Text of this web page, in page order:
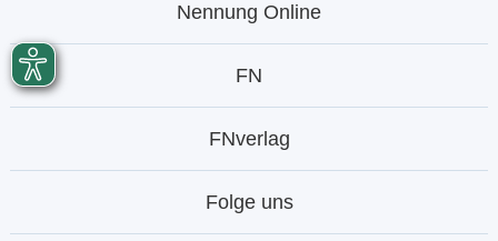
Nennung Online
FN
FNverlag
Folge uns